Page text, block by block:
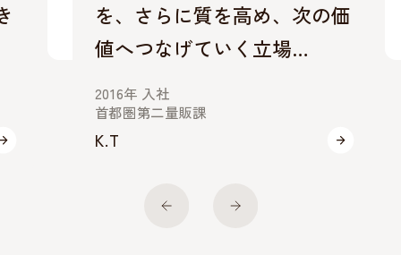
を、さらに質を高め、次の価
値へつなげていく立場…
2016年 入社
首都圏第二量販課
K.T